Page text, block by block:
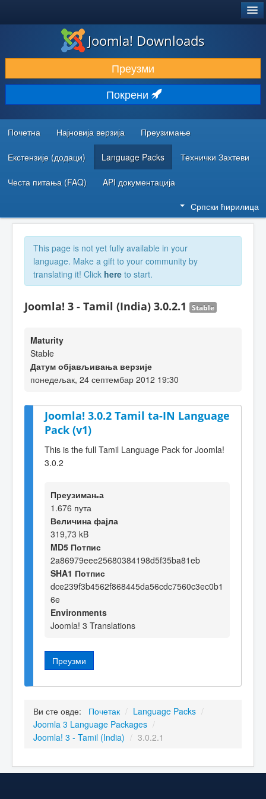
ПРЕУЗИМАЊЕ И ПРОШИРЕЊА (ЕКСТЕНЗИЈЕ)
ОТКРИЈТЕ И НАУЧИТЕ
ЗАЈЕДНИЦА И ПОДРШКА
РЕСУРСИ ЗА РАЗВОЈ
Joomla! Downloads
Преузми
Покрени
Почетна Најновија верзија Преузимање
Екстензије (додаци) Language Packs Технички Захтеви
Честа питања (FAQ) API документација
Српски ћирилица
This page is not yet fully available in your
language. Make a gift to your community by
translating it! Click here to start.
Joomla! 3 - Tamil (India) 3.0.2.1 Stable
Maturity
Stable
Датум објављивања верзије
понедељак, 24 септембар 2012 19:30
Joomla! 3.0.2 Tamil ta-IN Language
Pack (v1)
This is the full Tamil Language Pack for Joomla!
3.0.2
Преузимања
1.676 пута
Величина фајла
319,73 kB
MD5 Потпис
2a86979eee25680384198d5f35ba81eb
SHA1 Потпис
dce239f3b4562f868445da56cdc7560c3ec0b1
6e
Environments
Joomla! 3 Translations
Преузми
Ви сте овде: Почетак / Language Packs /
Joomla 3 Language Packages /
Joomla! 3 - Tamil (India) / 3.0.2.1